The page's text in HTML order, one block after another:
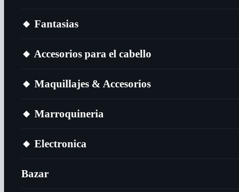
🔸​ Fantasias
🔸​ Accesorios para el cabello
🔸​ Maquillajes & Accesorios
🔸​ Marroquineria
🔸​ Electronica
Bazar